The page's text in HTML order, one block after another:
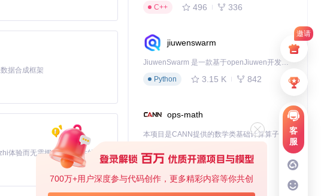
邀请
客
服
700万+用户深度参与代码创作，更多精彩内容等你共创
比传统时间序列模型（如LS
应用中，某量化私募利用Kro
专业用户把握短期交易机会。
据合成框架
基于Python的Xiaozhi AI，适用于想要完整Xiaozhi体验而无需拥有专用硬件的用户。
C++
496 336
jiuwenswarm
JiuwenSwarm 是一款基于openJiuwen开发的智能AI Agent，它能够将大语言模型的强大能力，通过你日常使用的各类通讯应用，直接延伸至你的指尖。
Python
3.15 K 842
ops-math
C++
deveco-code